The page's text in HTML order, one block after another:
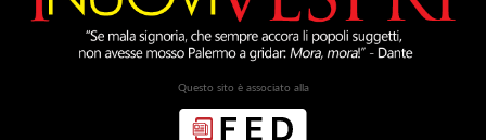
Questo sito è associato alla